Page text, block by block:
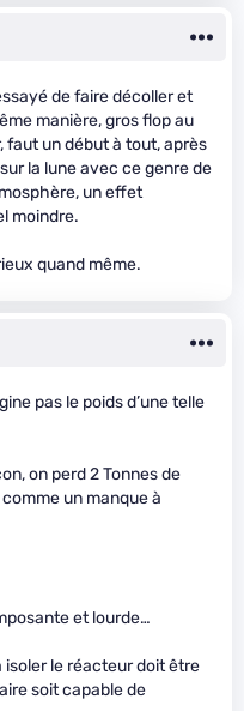
de faire décoller et
manière, gros flop au
faut un début à tout, après
la lune avec ce genre de
un effet
moindre.
quand même.
pas le poids d’une telle
on perd 2 Tonnes de
un manque à
et lourde…
isoler le réacteur doit être
soit capable de